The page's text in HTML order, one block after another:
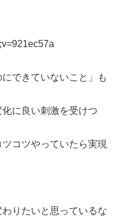
できていないこと」も
に良い刺激を受けつ
コツやっていたら実現
りたいと思っているな